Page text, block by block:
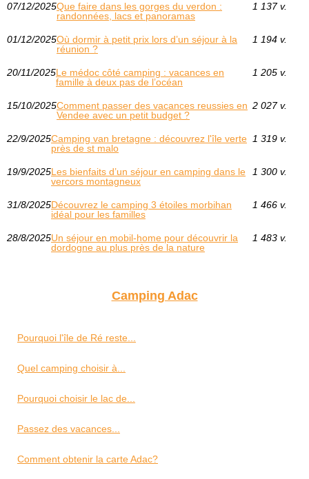
07/12/2025Que faire dans les gorges du verdon :
randonnées, lacs et panoramas
1 137 v.
01/12/2025Où dormir à petit prix lors d’un séjour à la
réunion ?
1 194 v.
20/11/2025Le médoc côté camping : vacances en
famille à deux pas de l’océan
1 205 v.
15/10/2025Comment passer des vacances reussies en
Vendee avec un petit budget ?
2 027 v.
22/9/2025Camping van bretagne : découvrez l'île verte
près de st malo
1 319 v.
19/9/2025Les bienfaits d’un séjour en camping dans le
vercors montagneux
1 300 v.
31/8/2025Découvrez le camping 3 étoiles morbihan
idéal pour les familles
1 466 v.
28/8/2025Un séjour en mobil-home pour découvrir la
dordogne au plus près de la nature
1 483 v.
Camping Adac
Pourquoi l'île de Ré reste...
Quel camping choisir à...
Pourquoi choisir le lac de...
Passez des vacances...
Comment obtenir la carte Adac?